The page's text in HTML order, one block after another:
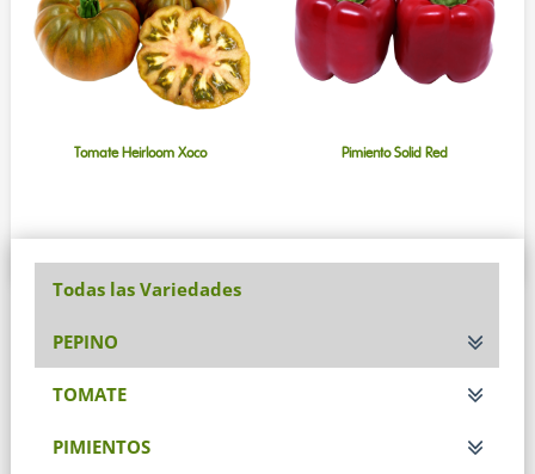
Tomate Heirloom Xoco Pimiento Solid Red
Todas las Variedades
PEPINO
TOMATE
PIMIENTOS